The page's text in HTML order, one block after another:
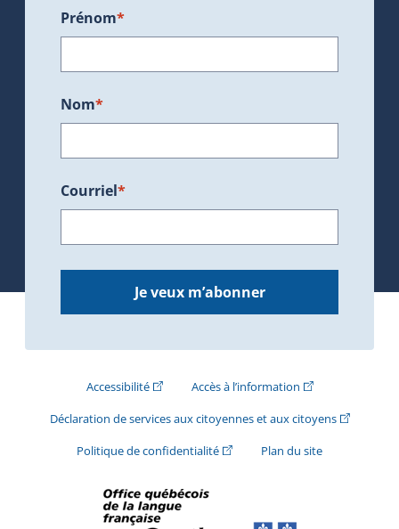
Prénom*
Nom*
Courriel*
Je veux m’abonner
Accessibilité(Cet hyperlien externe s'ouvrira dans une
Accès à l’information(Cet hyperlien
Déclaration de services aux citoyennes et aux citoyens(Cet
Politique de confidentialité(Cet hyperlien externe s'ouvrira
Plan du site